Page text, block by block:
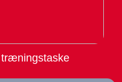
træningstaske